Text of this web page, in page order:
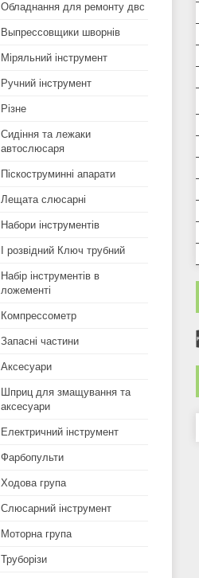
Обладнання для ремонту двс
Выпрессовщики шворнів
Міряльний інструмент
Ручний інструмент
Різне
Сидіння та лежаки
автослюсаря
Піскоструминні апарати
Лещата слюсарні
Набори інструментів
І розвідний Ключ трубний
Набір інструментів в
ложементі
Компрессометр
Запасні частини
Аксесуари
Шприц для змащування та
аксесуари
Електричний інструмент
Фарбопульти
Ходова група
Слюсарний інструмент
Моторна група
Труборізи